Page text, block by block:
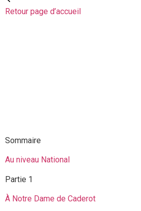
Retour page d’accueil
Sommaire
Au niveau National
Partie 1
À Notre Dame de Caderot